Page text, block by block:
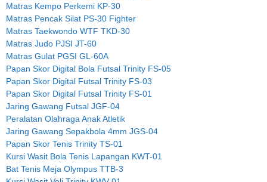
Matras Kempo Perkemi KP-30
Matras Pencak Silat PS-30 Fighter
Matras Taekwondo WTF TKD-30
Matras Judo PJSI JT-60
Matras Gulat PGSI GL-60A
Papan Skor Digital Bola Futsal Trinity FS-05
Papan Skor Digital Futsal Trinity FS-03
Papan Skor Digital Futsal Trinity FS-01
Jaring Gawang Futsal JGF-04
Peralatan Olahraga Anak Atletik
Jaring Gawang Sepakbola 4mm JGS-04
Papan Skor Tenis Trinity TS-01
Kursi Wasit Bola Tenis Lapangan KWT-01
Bat Tenis Meja Olympus TTB-3